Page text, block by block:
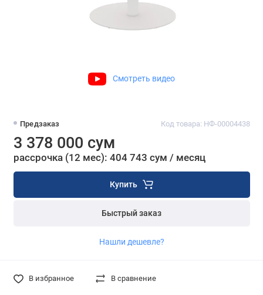
Смотреть видео
Предзаказ Код товара: НФ-00004438
3 378 000 сум
рассрочка (12 мес): 404 743 сум / месяц
Купить
Быстрый заказ
Нашли дешевле?
В избранное В сравнение